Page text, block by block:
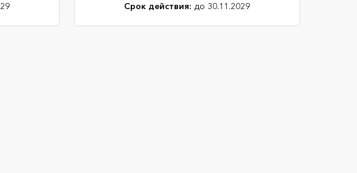
Срок действия: до 30.11.2029